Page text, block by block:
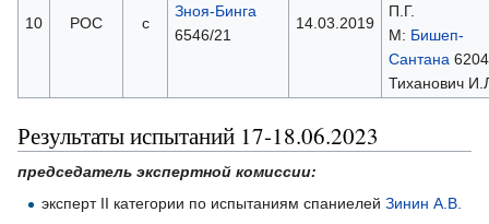
10 РОС с
Зноя-Бинга
6546/21
14.03.2019
П.Г.
М: Бишеп-
Сантана
Тиханович
Результаты испытаний 17-18.06.2023
председатель экспертной комиссии:
эксперт II категории по испытаниям спаниелейЗинин А.В.